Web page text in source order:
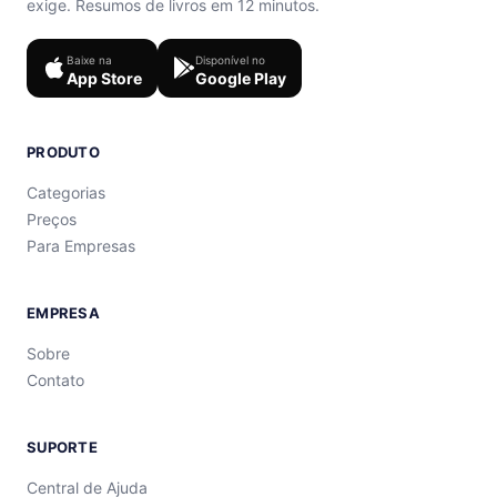
exige. Resumos de livros em 12 minutos.
Baixe na
App Store
Disponível no
Google Play
PRODUTO
Categorias
Preços
Para Empresas
EMPRESA
Sobre
Contato
SUPORTE
Central de Ajuda